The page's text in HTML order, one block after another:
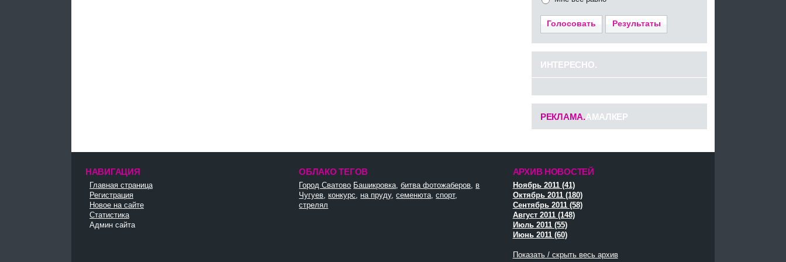
Голосовать Результаты
ИНТЕРЕСНО.
РЕКЛАМА.АМАЛКЕР
НАВИГАЦИЯ
Главная страница
Регистрация
Новое на сайте
Статистика
Админ сайта
ОБЛАКО ТЕГОВ
Город Сватово Башикровка,битва фотожаберов, в
Чугуев,конкурс, на пруду,семенюта,спорт,
стрелял
АРХИВ НОВОСТЕЙ
Ноябрь 2011 (41)
Октябрь 2011 (180)
Сентябрь 2011 (58)
Август 2011 (148)
Июль 2011 (55)
Июнь 2011 (60)
Показать / скрыть весь архив